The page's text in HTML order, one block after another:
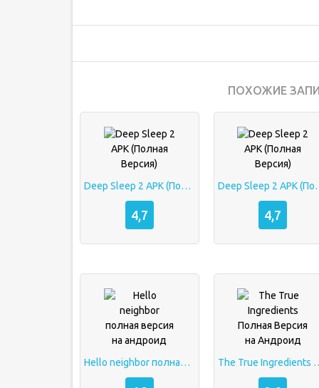
ПОХОЖИЕ
Deep Sleep 2 APK (Полная Версия)
4,7
Deep
4,7
Hello neighbor полная версия на андроид The True